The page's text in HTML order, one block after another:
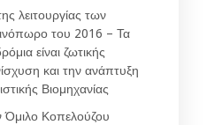
λειτουργίας των
του 2016 – Τα
είναι ζωτικής
και την ανάπτυξη
Βιομηχανίας
Όμιλο Κοπελούζου